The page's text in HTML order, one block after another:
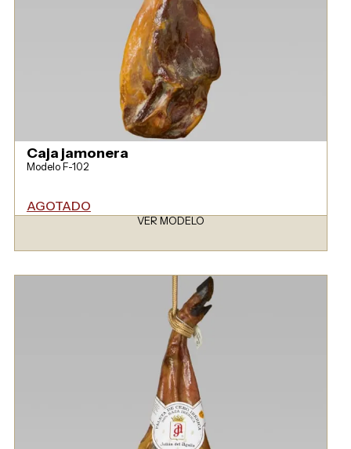
Caja jamonera
Modelo F-102
AGOTADO
VER MODELO